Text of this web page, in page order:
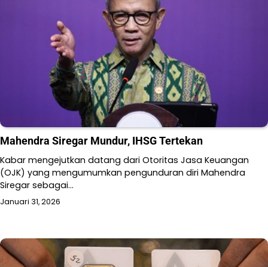
Mahendra Siregar Mundur, IHSG Tertekan
Kabar mengejutkan datang dari Otoritas Jasa Keuangan
(OJK) yang mengumumkan pengunduran diri Mahendra
Siregar sebagai…
Januari 31, 2026